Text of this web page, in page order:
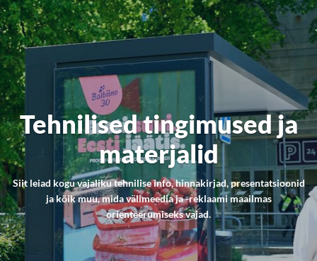
Tehnilised tingimused ja
materjalid
Siit leiad kogu vajaliku tehnilise info, hinnakirjad, presentatsioonid
ja kõik muu, mida välimeedia ja -reklaami maailmas
orienteerumiseks vajad.